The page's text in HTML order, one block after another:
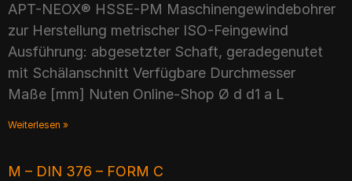
APT-NEOX® HSSE-PM Maschinengewindebohrer
zur Herstellung metrischer ISO-Feingewind
Ausführung: abgesetzter Schaft, geradegenutet
mit Schälanschnitt Verfügbare Durchmesser
Maße [mm] Nuten Online-Shop Ø d d1 a L
Weiterlesen »
M – DIN 376 – FORM C